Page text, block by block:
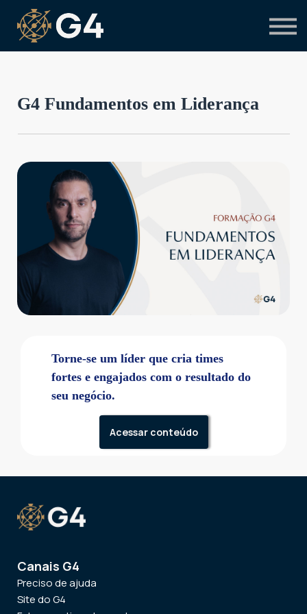
G4 Fundamentos em Liderança
Torne-se um líder que cria times
fortes e engajados com o resultado do
seu negócio.
Acessar conteúdo
Canais G4
Preciso de ajuda
Site do G4